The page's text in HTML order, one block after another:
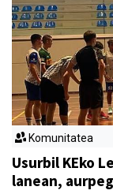
Komunitatea
Usurbil KEko
lanean,